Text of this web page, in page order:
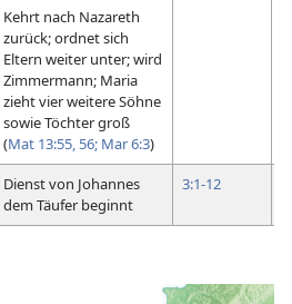
Kehrt nach Nazareth
zurück; ordnet sich
Eltern weiter unter; wird
Zimmermann; Maria
zieht vier weitere Söhne
sowie Töchter groß
(Mat 13:55, 56; Mar 6:3)
Dienst von Johannes
dem Täufer beginnt
3:1-12